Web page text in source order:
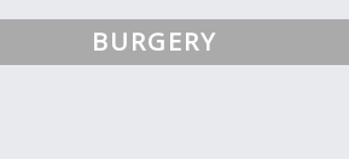
BURGERY